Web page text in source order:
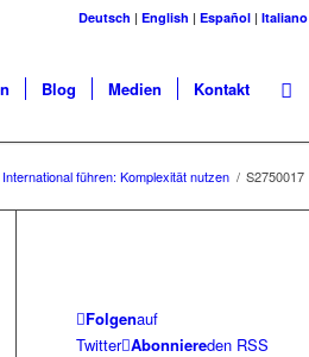
Deutsch | English | Español | Italiano
Blog Medien Kontakt
International führen: Komplexität nutzen / S2750017
Folgenauf
Twitter Abonniereden RSS